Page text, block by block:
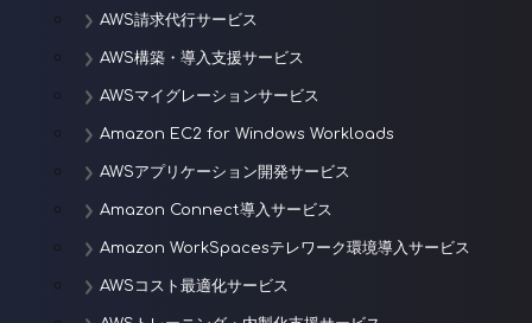
AWS請求代行サービス
AWS構築・導入支援サービス
AWSマイグレーションサービス
Amazon EC2 for Windows Workloads
AWSアプリケーション開発サービス
Amazon Connect導入サービス
Amazon WorkSpacesテレワーク環境導入サービス
AWSコスト最適化サービス